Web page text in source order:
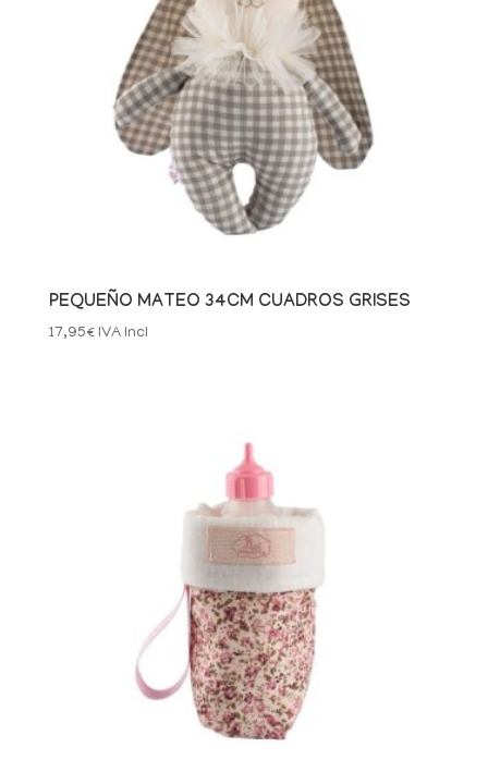
PEQUEÑO MATEO 34CM CUADROS GRISES
17,95€ IVA Incl